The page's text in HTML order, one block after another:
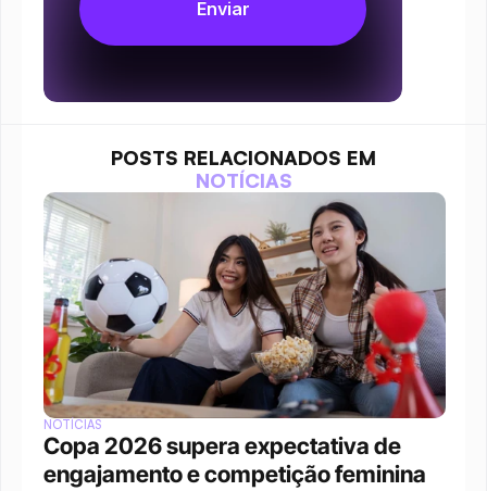
POSTS RELACIONADOS EM
NOTÍCIAS
NOTÍCIAS
Copa 2026 supera expectativa de
engajamento e competição feminina